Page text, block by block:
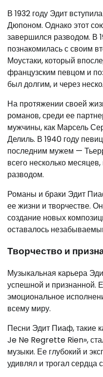
В 1932 году Эдит
Дюпоном. Однако этот
завершился разводом. В
познакомилась с
Моустаки, который
французским певцом и
был долгим, и через
На протяжении своей
романов, среди ее
мужчины, как Марсель
Делиль. В 1940 году
последним мужем —
всего несколько
разводом.
Романы и браки Эдит
ее жизни и творчестве.
создание новых
оставалось
Творчество и
Музыкальная карьера
успешной и признанной.
эмоциональное
всему миру.
Песни Эдит Пиаф, такие
Je Ne Regrette Rien»,
музыки. Ее глубокий и
удивлял и трогал сердца